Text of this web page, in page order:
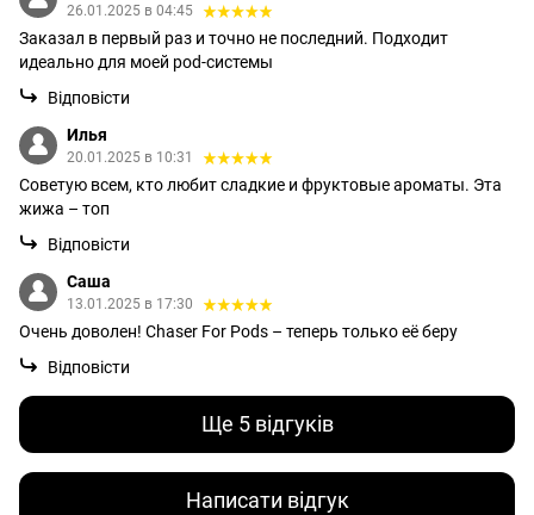
26.01.2025 в 04:45
Заказал в первый раз и точно не последний. Подходит
идеально для моей pod-системы
Відповісти
Илья
20.01.2025 в 10:31
Советую всем, кто любит сладкие и фруктовые ароматы. Эта
жижа – топ
Відповісти
Саша
13.01.2025 в 17:30
Очень доволен! Chaser For Pods – теперь только её беру
Відповісти
Ще 5 відгуків
Написати відгук